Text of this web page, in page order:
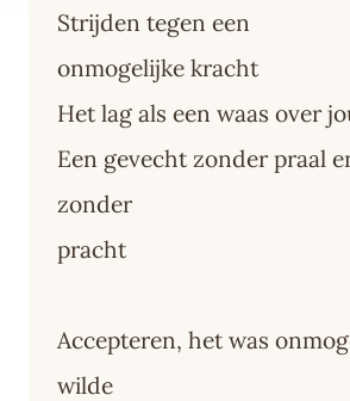
Strijden tegen een
onmogelijke kracht
Het lag als een waas over
Een gevecht zonder praal
zonder
pracht
Accepteren, het was
wilde